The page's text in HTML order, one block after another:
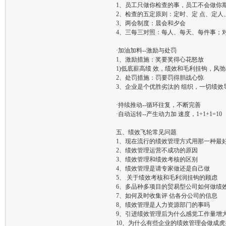
1、员工只做你检查的事，员工不会做你
2、检查的五定原则：定时、定 点、定人
3、两会制度：晨会和夕会
4、三每三对照：每人、每天、每件事；
·加油加料--激励与处罚
1、激励措施：奖要奖得心花怒放
1)低底薪高绩 效，绩效和毛利挂钩，风
2、处罚措施：罚要罚得胆战心惊
3、企业是个优胜劣汰的 组织，一切绩效
·持续推动--循环往复，不断完善
·自动运转--产生动力加 速度，1+1+1=10
五、绩效飞轮常见问题
1、现在流行的绩效管理方式用那一种最
2、绩效管理运营不成功的原因
3、绩效管理和绩效考核的区别
4、绩效管理是请专家做还是自己做
5、 关于绩效考核和毛利润挂钩的顾虑
6、多品种多项目的贸易型公司如何做绩
7、如何及时收集评 估各分公司的信息
8、绩效管理是人力资源部门的事吗
9、引进绩效管理后为什么感觉工作量增
10、为什么有些企业的绩效管理会做成